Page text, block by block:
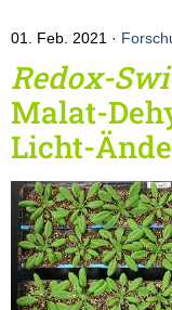
01. Feb. 2021
Redox-
Malat-
Licht-